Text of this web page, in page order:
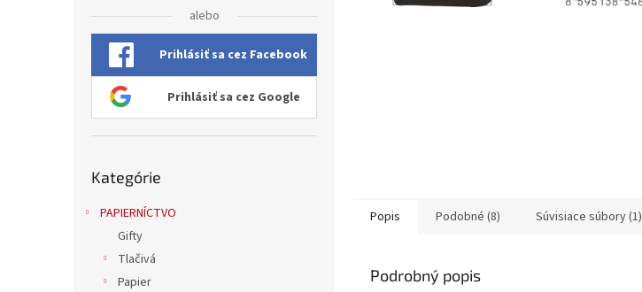
alebo
Prihlásiť sa cez Facebook
Prihlásiť sa cez Google
kategórie
Kategórie
PAPIERNÍCTVO
Gifty
Tlačivá
Papier
Popis Podobné (8) Súvisiace súbory (1)
Podrobný popis